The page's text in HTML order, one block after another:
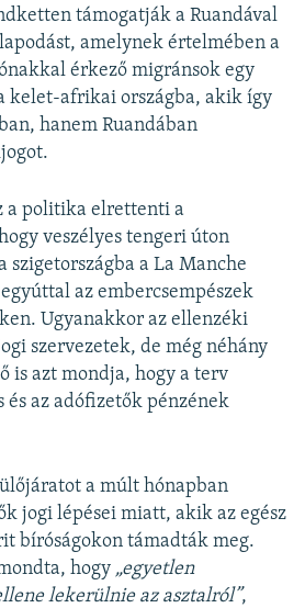
támogatják a Ruandával
amelynek értelmében a
érkező migránsok egy
kelet-afrikai országba, akik így
hanem Ruandában
a politika elrettenti a
veszélyes tengeri úton
a La Manche
az embercsempészek
Ugyanakkor az ellenzéki
szervezetek, de még néhány
is azt mondja, hogy a terv
az adófizetők pénzének
a múlt hónapban
jogi lépései miatt, akik az egész
bíróságokon támadták meg.
hogy „egyetlen
lekerülnie az asztalról”,